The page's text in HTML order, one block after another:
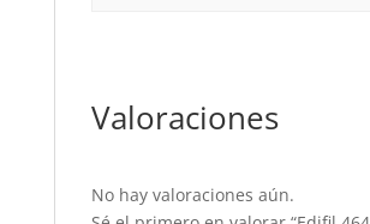
Valoraciones
No hay valoraciones aún.